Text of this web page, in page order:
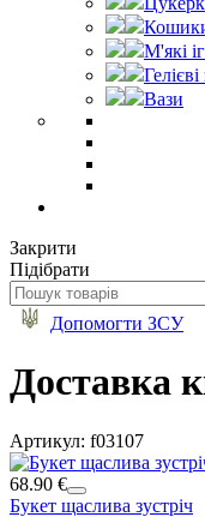
М'які
Гелієві
Вази
Закрити
Підібрати
Допомогти ЗСУ
Доставка
Артикул: f03107
68.90 €
Букет щаслива зустріч